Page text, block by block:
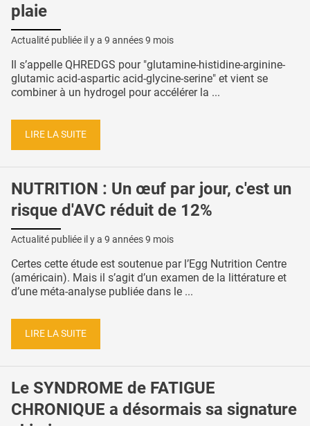
plaie
Actualité publiée il y a 9 années 9 mois
Il s’appelle QHREDGS pour "glutamine-histidine-arginine-
glutamic acid-aspartic acid-glycine-serine" et vient se
combiner à un hydrogel pour accélérer la ...
LIRE LA SUITE
NUTRITION : Un œuf par jour, c'est un
risque d'AVC réduit de 12%
Actualité publiée il y a 9 années 9 mois
Certes cette étude est soutenue par l’Egg Nutrition Centre
(américain). Mais il s’agit d’un examen de la littérature et
d’une méta-analyse publiée dans le ...
LIRE LA SUITE
Le SYNDROME de FATIGUE
CHRONIQUE a désormais sa signature